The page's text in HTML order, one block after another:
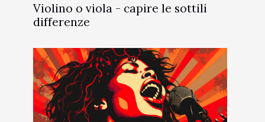
Violino o viola - capire le sottili
differenze